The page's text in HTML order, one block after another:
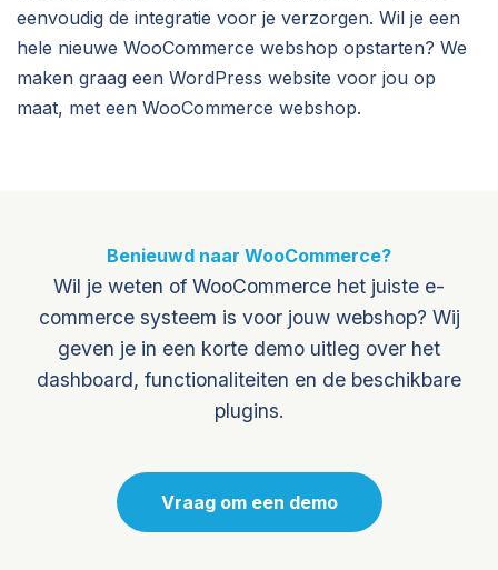
eenvoudig de integratie voor je verzorgen. Wil je een
hele nieuwe WooCommerce webshop opstarten? We
maken graag een WordPress website voor jou op
maat, met een WooCommerce webshop.
Benieuwd naar WooCommerce?
Wil je weten of WooCommerce het juiste e-
commerce systeem is voor jouw webshop? Wij
geven je in een korte demo uitleg over het
dashboard, functionaliteiten en de beschikbare
plugins.
Vraag om een demo